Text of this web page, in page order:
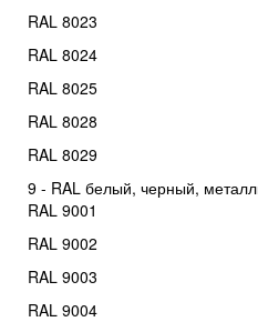
RAL 8023
RAL 8024
RAL 8025
RAL 8028
RAL 8029
9 - RAL белый, черный,
RAL 9001
RAL 9002
RAL 9003
RAL 9004